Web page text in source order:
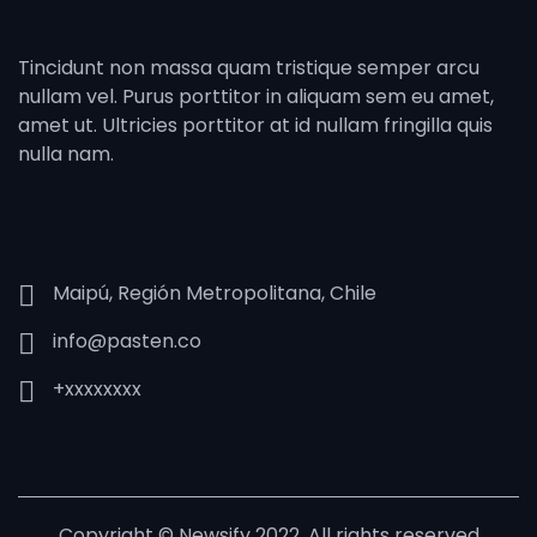
Tincidunt non massa quam tristique semper arcu
nullam vel. Purus porttitor in aliquam sem eu amet,
amet ut. Ultricies porttitor at id nullam fringilla quis
nulla nam.
Maipú, Región Metropolitana, Chile
info@pasten.co
+xxxxxxxx